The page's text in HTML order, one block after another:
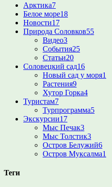
Арктика7
Белое море18
Новости17
Природа Соловков55
Видео3
События25
Статьи20
Соловецкий сад16
Новый сад у моря1
Растения9
Хутор Горка4
Туристам7
Турпрограмма5
Экскурсии17
Мыс Печак3
Мыс Толстик3
Остров Белужий6
Остров Муксалма1
Теги